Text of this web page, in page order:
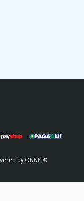
by ONNET®